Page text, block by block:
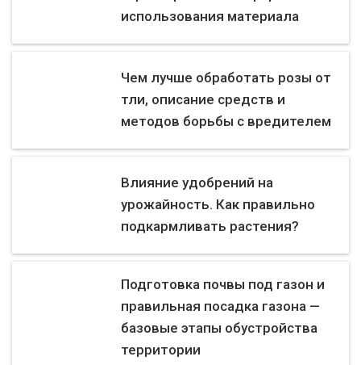
использования материала
Чем лучше обработать розы от
тли, описание средств и
методов борьбы с вредителем
Влияние удобрений на
урожайность. Как правильно
подкармливать растения?
Подготовка почвы под газон и
правильная посадка газона —
базовые этапы обустройства
территории